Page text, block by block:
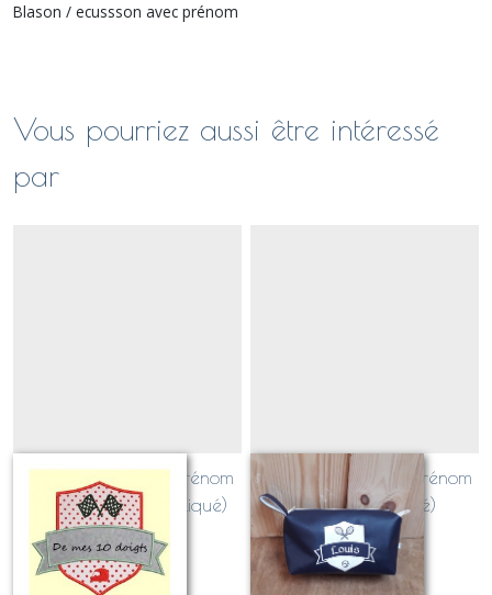
Blason / ecussson avec prénom
Vous pourriez aussi être intéressé
par
Blason SPORT avec prénom
PILOTE CIRCUIT (appliqué)
Sur demande
Blason SPORT avec prénom
TENNIS (appliqué)
Sur demande